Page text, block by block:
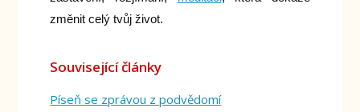
změnit celý tvůj život.
Související články
Píseň se zprávou z podvědomí